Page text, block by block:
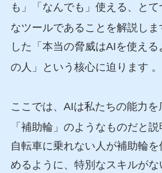
も」「なんでも」使える、と
なツールであることを解説しま
した「本当の脅威はAIを使え
の人」という核心に迫ります 。
ここでは、AIは私たちの能力
「補助輪」のようなものだと
自転車に乗れない人が補助輪
めるように、特別なスキルがな